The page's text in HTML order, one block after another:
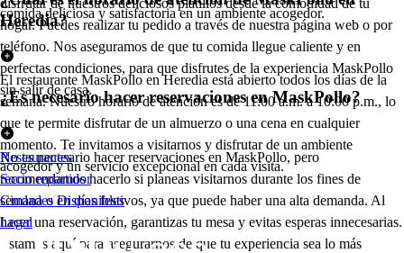
comida deliciosa y satisfactoria en un ambiente acogedor.
disfrutar de nuestros deliciosos platillos desde la comodidad de tu
hogar. Puedes realizar tu pedido a través de nuestra página web o por
teléfono. Nos aseguramos de que tu comida llegue caliente y en
perfectas condiciones, para que disfrutes de la experiencia MaskPollo
sin salir de casa.
Heredia?
El restaurante MaskPollo en Heredia está abierto todos los días de la
semana. Nuestro horario de atención es de 11:00 a.m. a 10:00 p.m., lo
que te permite disfrutar de un almuerzo o una cena en cualquier
momento. Te invitamos a visitarnos y disfrutar de un ambiente
acogedor y un servicio excepcional en cada visita.
¿Es necesario hacer reservaciones en MaskPollo?
No es necesario hacer reservaciones en MaskPollo, pero
recomendamos hacerlo si planeas visitarnos durante los fines de
semana o en días festivos, ya que puede haber una alta demanda. Al
hacer una reservación, garantizas tu mesa y evitas esperas innecesarias.
Estamos aquí para asegurarnos de que tu experiencia sea lo más
Restaurantes
Socio repartidor
Ciudades Disponibles
Legal